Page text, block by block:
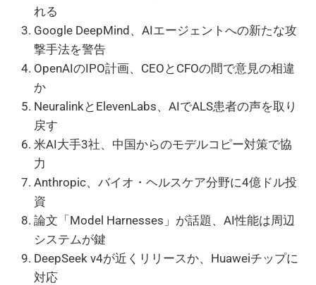
れる
Google DeepMind、AIエージェントへの新たな攻
撃手法を警告
OpenAIのIPO計画、CEOとCFOの間で意見の相違
か
NeuralinkとElevenLabs、AIでALS患者の声を取り
戻す
米AI大手3社、中国からのモデルコピー対策で協
力
Anthropic、バイオ・ヘルスケア分野に4億ドル投
資
論文「Model Harnesses」が話題、AI性能は周辺
システムが鍵
DeepSeek v4が近くリリースか、Huaweiチップに
対応